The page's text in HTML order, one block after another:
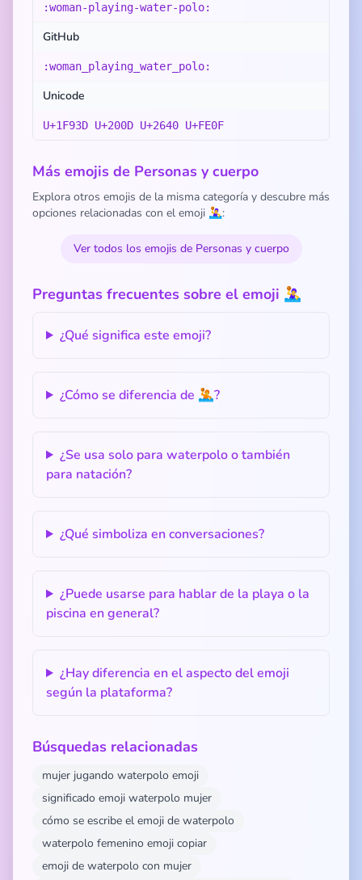
:woman-playing-water-polo:
GitHub
:woman_playing_water_polo:
Unicode
U+1F93D U+200D U+2640 U+FE0F
Más emojis de Personas y cuerpo
Explora otros emojis de la misma categoría y descubre más
opciones relacionadas con el emoji 🤽‍♀️:
Ver todos los emojis de Personas y cuerpo
Preguntas frecuentes sobre el emoji 🤽‍♀️
¿Qué significa este emoji?
¿Cómo se diferencia de 🤽?
¿Se usa solo para waterpolo o también
para natación?
¿Qué simboliza en conversaciones?
¿Puede usarse para hablar de la playa o la
piscina en general?
¿Hay diferencia en el aspecto del emoji
según la plataforma?
Búsquedas relacionadas
mujer jugando waterpolo emoji
significado emoji waterpolo mujer
cómo se escribe el emoji de waterpolo
waterpolo femenino emoji copiar
emoji de waterpolo con mujer